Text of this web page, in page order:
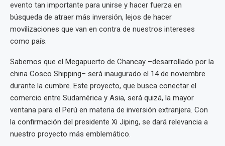
evento tan importante para unirse y hacer fuerza en
búsqueda de atraer más inversión, lejos de hacer
movilizaciones que van en contra de nuestros intereses
como país.
Sabemos que el Megapuerto de Chancay –desarrollado por la
china Cosco Shipping– será inaugurado el 14 de noviembre
durante la cumbre. Este proyecto, que busca conectar el
comercio entre Sudamérica y Asia, será quizá, la mayor
ventana para el Perú en materia de inversión extranjera. Con
la confirmación del presidente Xi Jiping, se dará relevancia a
nuestro proyecto más emblemático.